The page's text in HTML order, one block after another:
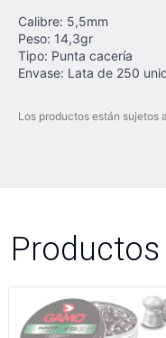
Calibre: 5,5mm
Peso: 14,3gr
Tipo: Punta cacería
Envase: Lata de 250
Los productos están sujetos